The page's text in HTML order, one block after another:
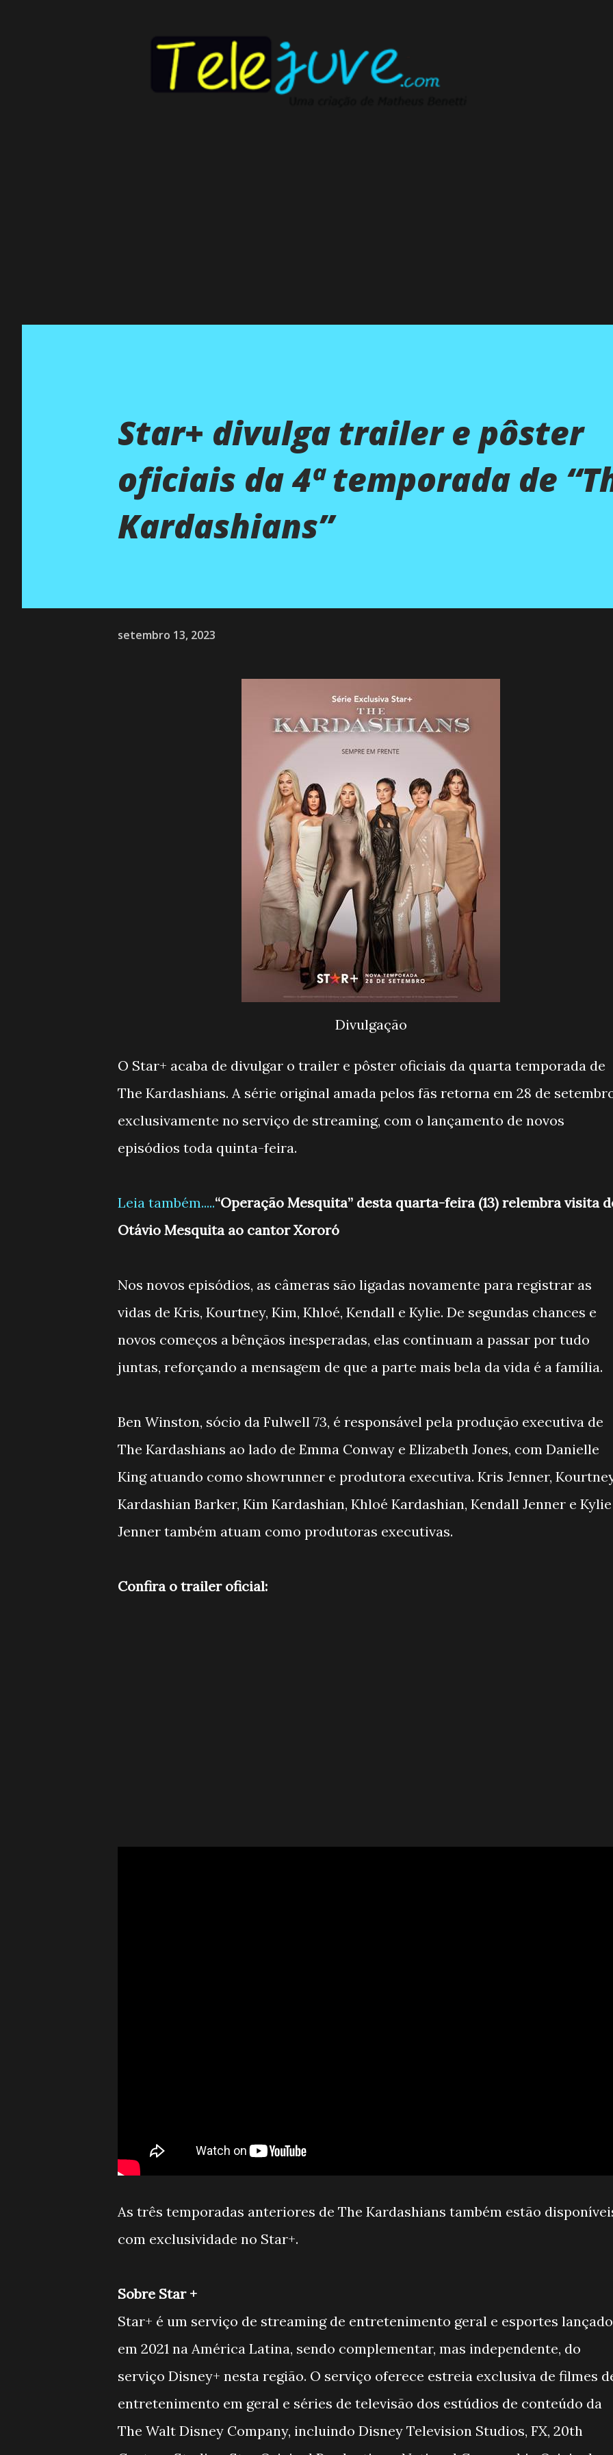
Star+ divulga trailer e pôster
oficiais da 4ª temporada de
Kardashians”
setembro 13, 2023
Divulgação
O Star+ acaba de divulgar o trailer e pôster oficiais da quarta temporada de
The Kardashians. A série original amada pelos fãs retorna em 28 de
exclusivamente no serviço de streaming, com o lançamento de novos
episódios toda quinta-feira.
Leia também.....“Operação Mesquita” desta quarta-feira (13) relembra visita
Otávio Mesquita ao cantor Xororó
Nos novos episódios, as câmeras são ligadas novamente para registrar as
vidas de Kris, Kourtney, Kim, Khloé, Kendall e Kylie. De segundas chances e
novos começos a bênçãos inesperadas, elas continuam a passar por tudo
juntas, reforçando a mensagem de que a parte mais bela da vida é a família.
Ben Winston, sócio da Fulwell 73, é responsável pela produção executiva de
The Kardashians ao lado de Emma Conway e Elizabeth Jones, com Danielle
King atuando como showrunner e produtora executiva. Kris Jenner,
Kardashian Barker, Kim Kardashian, Khloé Kardashian, Kendall Jenner e Kylie
Jenner também atuam como produtoras executivas.
Confira o trailer oficial:
As três temporadas anteriores de The Kardashians também estão
com exclusividade no Star+.
Sobre Star +
Star+ é um serviço de streaming de entretenimento geral e esportes lançado
em 2021 na América Latina, sendo complementar, mas independente, do
serviço Disney+ nesta região. O serviço oferece estreia exclusiva de filmes
entretenimento em geral e séries de televisão dos estúdios de conteúdo da
The Walt Disney Company, incluindo Disney Television Studios, FX, 20th